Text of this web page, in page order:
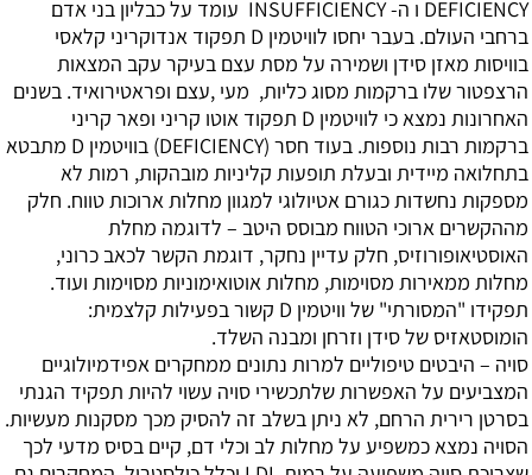
DEFICIENCY ו ה- INSUFFICIENCY עומד על כבליון בני אדם
ברחבי העולם. בעבר יחסו לוויטמין D תפקוד אנדוקריני קלאסי
בוויסות מאזן סידן ושמירה על מסת עצם בעיקר עקב המצאות
הרצפטור שלו ברקמות מסוג כליות, מעי ,עצם ופראטירואיד. בשנים
האחרונות נמצא כי לוויטמין D תפקוד אוטו קריני ופאר קריני
ברקמות רבות נוספות. בעוד חסר (DEFICIENCY) בוויטמין D מתבטא
בתחלואה מיידית ובעלת תופעות קליניות מובהקות, רמות לא
מספקות נחשדות כגורם אטיולוגי למגוון מחלות ארוכות טווח. חלק
מההקשרים ארוכי הטווח מבוסס היטב – לדוגמה מחלת
האוסטיאופורוזיס, חלק עדיין נחקר, דוגמת הקשר לכאב כרוני,
מחלות ממאירות מסוימות, מחלות אוטואימוניות מסוימות ועוד.
תפקידו "המסורתי" של וויטמין D קשור בפעילות קלצמית:
הומוסטאזיס של סידן וזרחן ומבנה השלד.
סויה – היבטים טיפוליים למרות נתונים ממחקרים אפידמיולוגיים
המצביעים על האפשרות שלתכשירי סויה עשוי להיות תפקיד הגנתי
בסרטן רירית הרחם, לא ניתן בשלב זה להסיק מכך מסקנות מעשיות.
הסויה נמצא כמשפיע על מחלות לב וכלי דם, קיים בסיס מדעי לכך